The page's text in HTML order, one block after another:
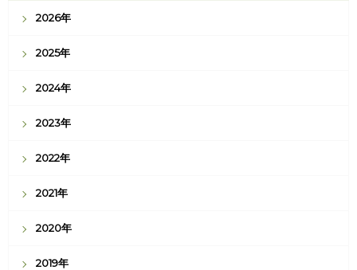
2026年
2025年
2024年
2023年
2022年
2021年
2020年
2019年